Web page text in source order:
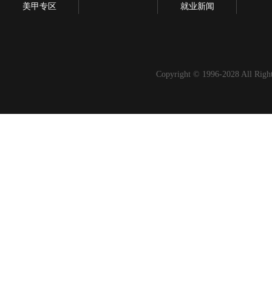
美甲专区
就业新闻
Copyright © 1996-2028 All